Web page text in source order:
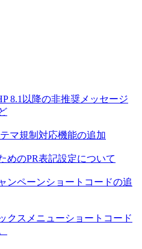
8.1以降の非推奨メッセージ
マ規制対応機能の追加
めのPR表記設定について
ンペーンショートコードの追
クスメニューショートコード